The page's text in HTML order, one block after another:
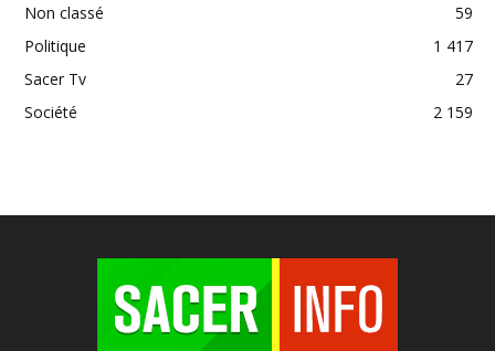
Non classé
59
Politique
1 417
Sacer Tv
27
Société
2 159